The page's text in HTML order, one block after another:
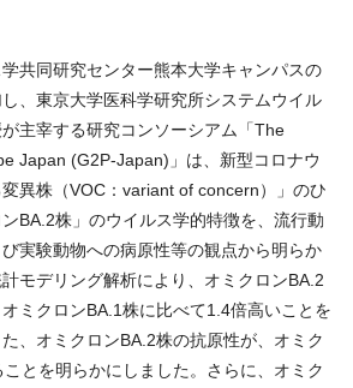
共同研究センター熊本大学キャンパスの
、東京大学医科学研究所システムウイル
主宰する研究コンソーシアム「The
Japan (G2P-Japan)」は、新型コロナウ
異株（VOC：variant of concern）」のひ
BA.2株」のウイルス学的特徴を、流行動
実験動物への病原性等の観点から明らか
モデリング解析により、オミクロンBA.2
ミクロンBA.1株に比べて1.4倍高いことを
、オミクロンBA.2株の抗原性が、オミク
とを明らかにしました。さらに、オミク